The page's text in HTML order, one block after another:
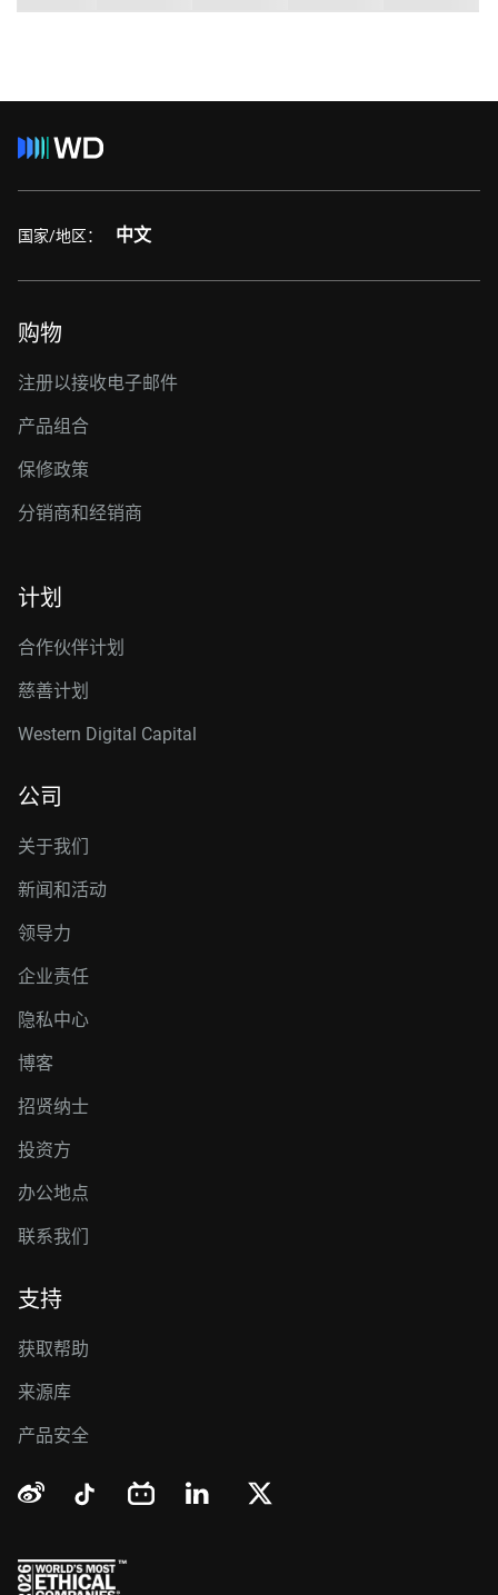
国家/地区： 中文
购物
注册以接收电子邮件
产品组合
保修政策
分销商和经销商
计划
合作伙伴计划
慈善计划
Western Digital Capital
公司
关于我们
新闻和活动
领导力
企业责任
隐私中心
博客
招贤纳士
投资方
办公地点
联系我们
支持
获取帮助
来源库
产品安全